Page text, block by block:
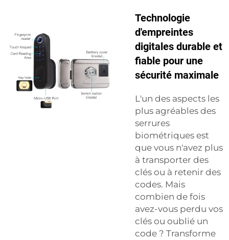
Technologie
d'empreintes
digitales durable et
fiable pour une
sécurité maximale
L'un des aspects les
plus agréables des
serrures
biométriques est
que vous n'avez plus
à transporter des
clés ou à retenir des
codes. Mais
combien de fois
avez-vous perdu vos
clés ou oublié un
code ? Transforme